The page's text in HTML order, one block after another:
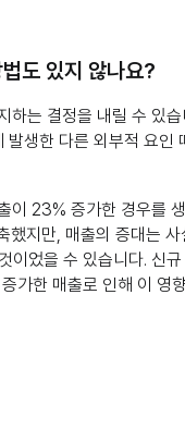
도 있지 않나요?
는 결정을 내릴 수 있
발생한 다른 외부적 요
이 23% 증가한 경우를
지만, 매출의 증대는
었을 수 있습니다. 신
가한 매출로 인해 이 영